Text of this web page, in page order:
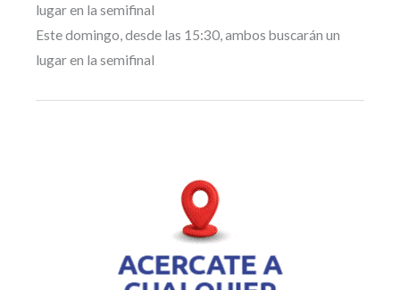
lugar en la semifinal
Este domingo, desde las 15:30, ambos buscarán un
lugar en la semifinal